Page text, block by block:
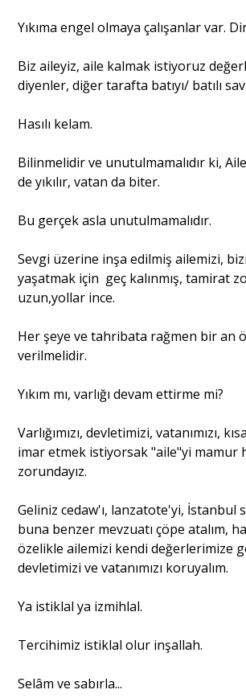
Yıkıma engel olmaya çalışanlar var.
Biz aileyiz, aile kalmak istiyoruz
diyenler, diğer tarafta batıyı/ batılı
Hasılı kelam.
Bilinmelidir ve unutulmamalıdır ki, Aile
de yıkılır, vatan da biter.
Bu gerçek asla unutulmamalıdır.
Sevgi üzerine inşa edilmiş ailemizi,
yaşatmak için geç kalınmış, tamirat
uzun,yollar ince.
Her şeye ve tahribata rağmen bir an
verilmelidir.
Yıkım mı, varlığı devam ettirme mi?
Varlığımızı, devletimizi, vatanımızı,
imar etmek istiyorsak "aile"yi mamur
zorundayız.
Geliniz cedaw'ı, lanzatote'yi, İstanbul
buna benzer mevzuatı çöpe atalım,
özelikle ailemizi kendi değerlerimize
devletimizi ve vatanımızı koruyalım.
Ya istiklal ya izmihlal.
Tercihimiz istiklal olur inşallah.
Selâm ve sabırla...